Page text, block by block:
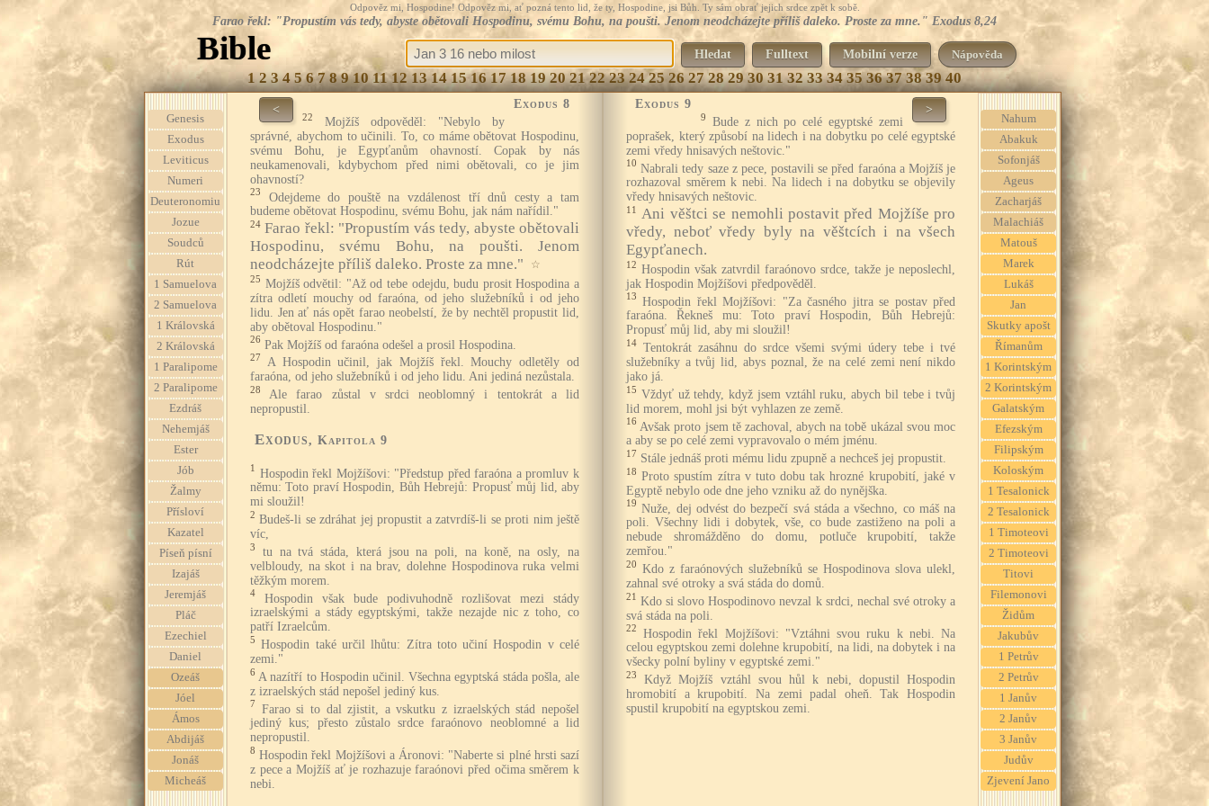
Odpověz mi, Hospodine! Odpověz mi, ať pozná tento lid, že ty, Hospodine, jsi Bůh. Ty sám obrať jejich srdce zpět k sobě.
Farao řekl: "Propustím vás tedy, abyste obětovali Hospodinu, svému Bohu, na poušti. Jenom neodcházejte příliš daleko. Proste za mne." Exodus 8,24
Bible Hledat Fulltext Mobilní verze Nápověda
1 2 3 4 5 6 7 8 9 10 11 12 13 14 15 16 17 18 19 20 21 22 23 24 25 26 27 28 29 30 31 32 33 34 35 36 37 38 39 40
Genesis
Exodus
Leviticus
Numeri
Deuteronomiu
Jozue
Soudců
Rút
1 Samuelova
2 Samuelova
1 Královská
2 Královská
1 Paralipome
2 Paralipome
Ezdráš
Nehemjáš
Ester
Jób
Žalmy
Přísloví
Kazatel
Píseň písní
Izajáš
Jeremjáš
Pláč
Ezechiel
Daniel
Ozeáš
Jóel
Ámos
Abdijáš
Jonáš
Micheáš
< Exodus 8
22
Mojžíš odpověděl: "Nebylo by
správné, abychom to učinili. To, co máme obětovat Hospodinu,
svému Bohu, je Egypťanům ohavností. Copak by nás
neukamenovali, kdybychom před nimi obětovali, co je jim
ohavností?
23
Odejdeme do pouště na vzdálenost tří dnů cesty a tam
budeme obětovat Hospodinu, svému Bohu, jak nám nařídil."
24 Farao řekl: "Propustím vás tedy, abyste obětovali
Hospodinu, svému Bohu, na poušti. Jenom
neodcházejte příliš daleko. Proste za mne."
☆
25 Mojžíš odvětil: "Až od tebe odejdu, budu prosit Hospodina a
zítra odletí mouchy od faraóna, od jeho služebníků i od jeho
lidu. Jen ať nás opět farao neobelstí, že by nechtěl propustit lid,
aby obětoval Hospodinu."
26 Pak Mojžíš od faraóna odešel a prosil Hospodina.
27
A Hospodin učinil, jak Mojžíš řekl. Mouchy odletěly od
faraóna, od jeho služebníků i od jeho lidu. Ani jediná nezůstala.
28
Ale farao zůstal v srdci neoblomný i tentokrát a lid
nepropustil.
Exodus, Kapitola 9
1 Hospodin řekl Mojžíšovi: "Předstup před faraóna a promluv k
němu: Toto praví Hospodin, Bůh Hebrejů: Propusť můj lid, aby
mi sloužil!
2 Budeš-li se zdráhat jej propustit a zatvrdíš-li se proti nim ještě
víc,
3
tu na tvá stáda, která jsou na poli, na koně, na osly, na
velbloudy, na skot i na brav, dolehne Hospodinova ruka velmi
těžkým morem.
4
Hospodin však bude podivuhodně rozlišovat mezi stády
izraelskými a stády egyptskými, takže nezajde nic z toho, co
patří Izraelcům.
5
Hospodin také určil lhůtu: Zítra toto učiní Hospodin v celé
zemi."
6 A nazítří to Hospodin učinil. Všechna egyptská stáda pošla, ale
z izraelských stád nepošel jediný kus.
7
Farao si to dal zjistit, a vskutku z izraelských stád nepošel
jediný kus; přesto zůstalo srdce faraónovo neoblomné a lid
nepropustil.
8 Hospodin řekl Mojžíšovi a Áronovi: "Naberte si plné hrsti sazí
z pece a Mojžíš ať je rozhazuje faraónovi před očima směrem k
nebi.
Exodus 9 >
9
Bude z nich po celé egyptské zemi
poprašek, který způsobí na lidech i na dobytku po celé egyptské
zemi vředy hnisavých neštovic."
10 Nabrali tedy saze z pece, postavili se před faraóna a Mojžíš je
rozhazoval směrem k nebi. Na lidech i na dobytku se objevily
vředy hnisavých neštovic.
11
Ani věštci se nemohli postavit před Mojžíše pro
vředy, neboť vředy byly na věštcích i na všech
Egypťanech.
12 Hospodin však zatvrdil faraónovo srdce, takže je neposlechl,
jak Hospodin Mojžíšovi předpověděl.
13
Hospodin řekl Mojžíšovi: "Za časného jitra se postav před
faraóna. Řekneš mu: Toto praví Hospodin, Bůh Hebrejů:
Propusť můj lid, aby mi sloužil!
14 Tentokrát zasáhnu do srdce všemi svými údery tebe i tvé
služebníky a tvůj lid, abys poznal, že na celé zemi není nikdo
jako já.
15 Vždyť už tehdy, když jsem vztáhl ruku, abych bil tebe i tvůj
lid morem, mohl jsi být vyhlazen ze země.
16 Avšak proto jsem tě zachoval, abych na tobě ukázal svou moc
a aby se po celé zemi vypravovalo o mém jménu.
17 Stále jednáš proti mému lidu zpupně a nechceš jej propustit.
18 Proto spustím zítra v tuto dobu tak hrozné krupobití, jaké v
Egyptě nebylo ode dne jeho vzniku až do nynějška.
19 Nuže, dej odvést do bezpečí svá stáda a všechno, co máš na
poli. Všechny lidi i dobytek, vše, co bude zastiženo na poli a
nebude shromážděno do domu, potluče krupobití, takže
zemřou."
20 Kdo z faraónových služebníků se Hospodinova slova ulekl,
zahnal své otroky a svá stáda do domů.
21 Kdo si slovo Hospodinovo nevzal k srdci, nechal své otroky a
svá stáda na poli.
22
Hospodin řekl Mojžíšovi: "Vztáhni svou ruku k nebi. Na
celou egyptskou zemi dolehne krupobití, na lidi, na dobytek i na
všecky polní byliny v egyptské zemi."
23
Když Mojžíš vztáhl svou hůl k nebi, dopustil Hospodin
hromobití a krupobití. Na zemi padal oheň. Tak Hospodin
spustil krupobití na egyptskou zemi.
Nahum
Abakuk
Sofonjáš
Ageus
Zacharjáš
Malachiáš
Matouš
Marek
Lukáš
Jan
Skutky apošt
Římanům
1 Korintským
2 Korintským
Galatským
Efezským
Filipským
Koloským
1 Tesalonick
2 Tesalonick
1 Timoteovi
2 Timoteovi
Titovi
Filemonovi
Židům
Jakubův
1 Petrův
2 Petrův
1 Janův
2 Janův
3 Janův
Judův
Zjevení Jano